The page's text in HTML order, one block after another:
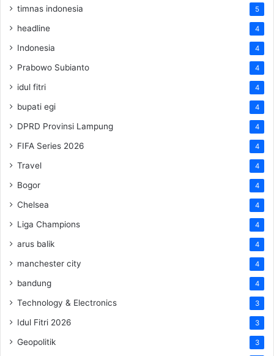
timnas indonesia 5
headline 4
Indonesia 4
Prabowo Subianto 4
idul fitri 4
bupati egi 4
DPRD Provinsi Lampung 4
FIFA Series 2026 4
Travel 4
Bogor 4
Chelsea 4
Liga Champions 4
arus balik 4
manchester city 4
bandung 4
Technology & Electronics 3
Idul Fitri 2026 3
Geopolitik 3